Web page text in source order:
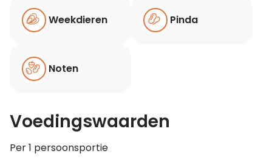
Weekdieren Pinda
Noten
Voedingswaarden
Per 1 persoonsportie